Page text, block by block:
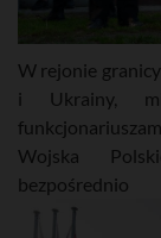
W rejonie
i Ukrainy,
Wojska